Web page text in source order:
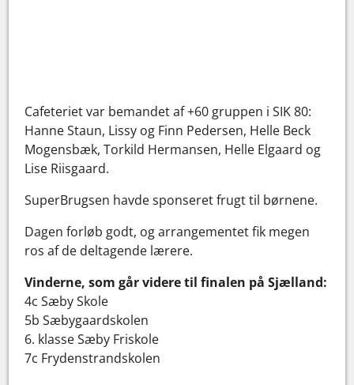
Cafeteriet var bemandet af +60 gruppen i SIK 80:
Hanne Staun, Lissy og Finn Pedersen, Helle Beck
Mogensbæk, Torkild Hermansen, Helle Elgaard og
Lise Riisgaard.
SuperBrugsen havde sponseret frugt til børnene.
Dagen forløb godt, og arrangementet fik megen
ros af de deltagende lærere.
Vinderne, som går videre til finalen på Sjælland:
4c Sæby Skole
5b Sæbygaardskolen
6. klasse Sæby Friskole
7c Frydenstrandskolen